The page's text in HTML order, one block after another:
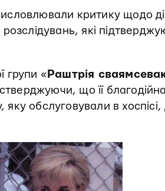
критику щодо
які
групи « Раштрія
що її
обслуговували в хоспісі,